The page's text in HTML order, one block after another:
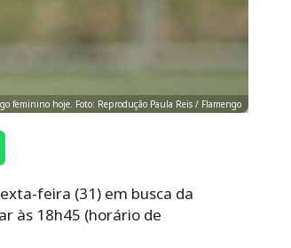
feminino hoje. Foto: Reprodução Paula Reis / Flamengo
feira (31) em busca da
às 18h45 (horário de